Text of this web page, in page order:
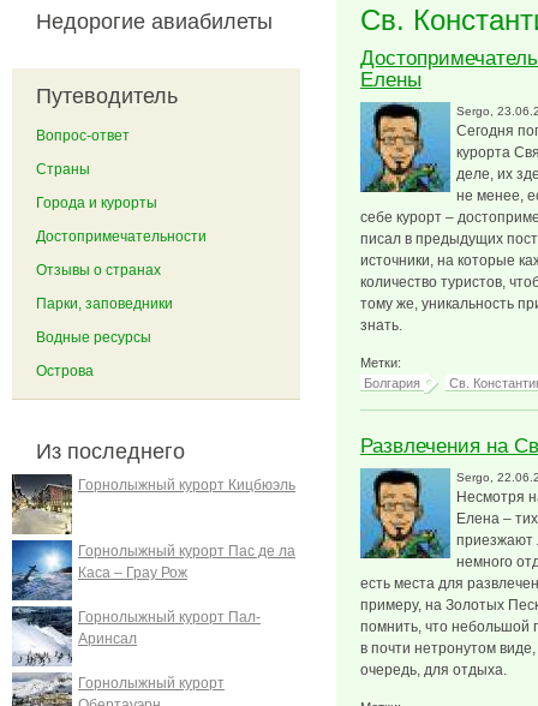
Св.
Елены
Sergo ,
Сегодня
курорта
деле, их
не менее,
себе курорт –
писал в предыдущих
источники, на которые
количество туристов,
тому же, уникальность
знать.
Метки:
Болгария
Св.
Развлечения на
Sergo ,
Несмотря
Елена –
приезжают
немного
есть места для
примеру, на Золотых
помнить, что небольшой
в почти нетронутом
очередь, для отдыха.
Недорогие авиабилеты
Путеводитель
Вопрос-ответ
Страны
Города и курорты
Достопримечательности
Отзывы о странах
Парки, заповедники
Водные ресурсы
Острова
Из последнего
Горнолыжный курорт Кицбюэль
Горнолыжный курорт Пас де ла
Каса – Грау Рож
Горнолыжный курорт Пал-
Аринсал
Горнолыжный курорт